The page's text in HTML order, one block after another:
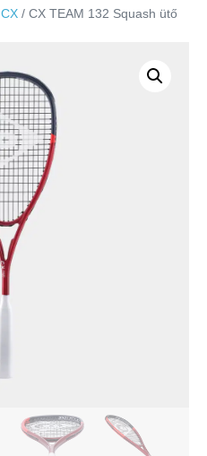
CX / CX TEAM 132 Squash ütő